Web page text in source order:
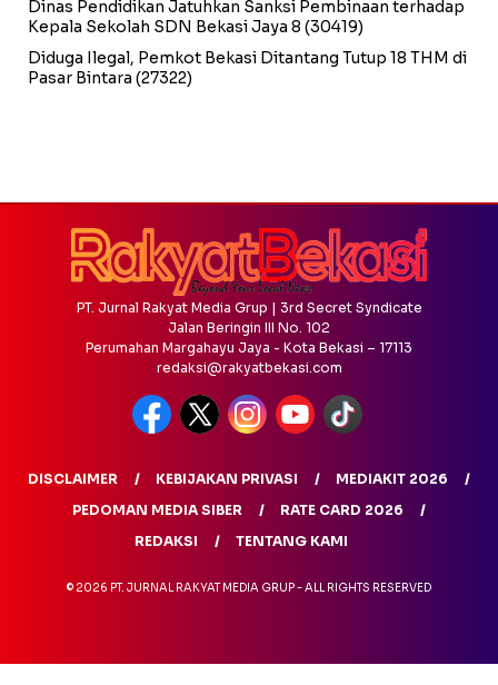
Dinas Pendidikan Jatuhkan Sanksi Pembinaan terhadap
Kepala Sekolah SDN Bekasi Jaya 8 (30419)
Diduga Ilegal, Pemkot Bekasi Ditantang Tutup 18 THM di
Pasar Bintara (27322)
PT. Jurnal Rakyat Media Grup | 3rd Secret Syndicate
Jalan Beringin III No. 102
Perumahan Margahayu Jaya - Kota Bekasi – 17113
redaksi@rakyatbekasi.com
DISCLAIMER KEBIJAKAN PRIVASI
MEDIAKIT 2026
PEDOMAN MEDIA SIBER
RATE CARD 2026
REDAKSI
TENTANG KAMI
© 2026 PT. JURNAL RAKYAT MEDIA GRUP - ALL RIGHTS RESERVED